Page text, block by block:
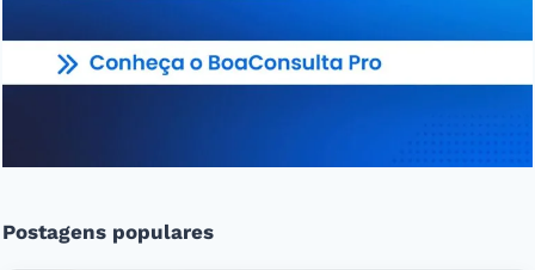
Postagens populares